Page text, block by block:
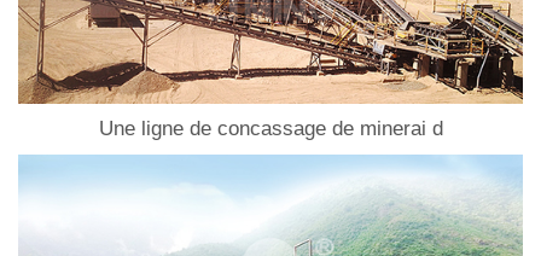
Une ligne de concassage de minerai d